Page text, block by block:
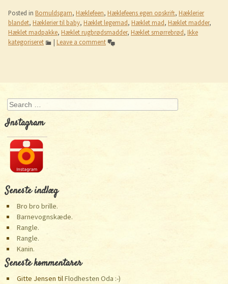
Posted in Bomuldsgarn, Hæklefeen, Hæklefeens egen opskrift, Hæklerier
blandet, Hæklerier til baby, Hæklet legemad, Hæklet mad, Hæklet madder,
Hæklet madpakke, Hæklet rugbrødsmadder, Hæklet smørrebrød, Ikke
kategoriseret
| Leave a comment
Post navigation
Search
Instagram
Seneste indlæg
Bro bro brille.
Barnevognskæde.
Rangle.
Rangle.
Kanin.
Seneste kommentarer
Gitte Jensen tilFlodhesten Oda :-)